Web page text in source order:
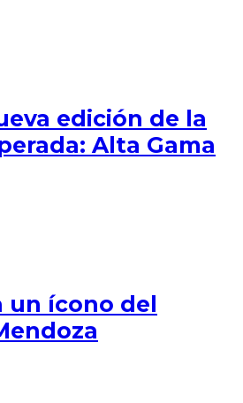
edición de la
Alta Gama
un ícono del